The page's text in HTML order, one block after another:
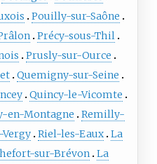
Pouilly-sur-Saône
Précy-sous-Thil
Prusly-sur-Ource
Quemigny-sur-Seine
Quincy-le-Vicomte
en-Montagne
Remilly-
Riel-les-Eaux La
sur-Brévon La